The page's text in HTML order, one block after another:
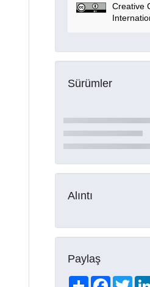
Creative
Sürümler
Alıntı
Paylaş
ShareFacebook